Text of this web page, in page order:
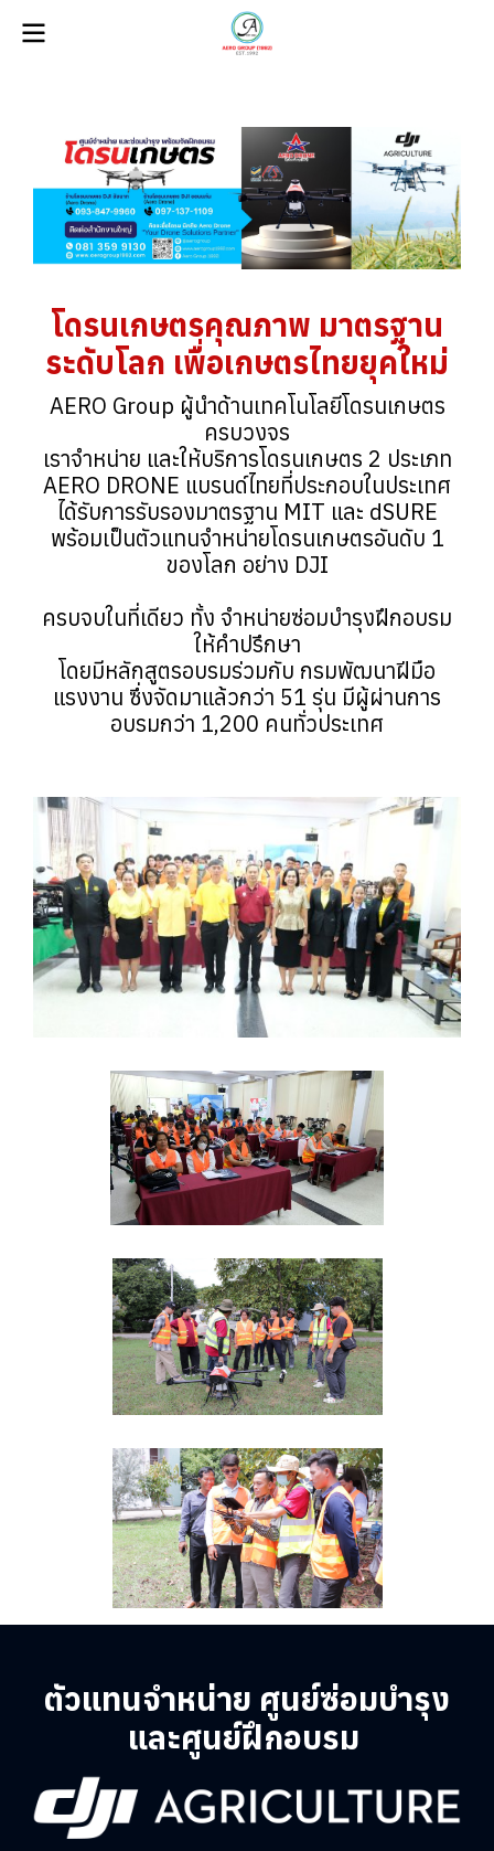
โดรนเกษตรคุณภาพ มาตรฐาน
ระดับโลก เพื่อเกษตรไทยยุคใหม่
AERO Group ผู้นำด้านเทคโนโลยีโดรนเกษตร
ครบวงจร
เราจำหน่าย และให้บริการโดรนเกษตร 2 ประเภท
AERO DRONE แบรนด์ไทยที่ประกอบในประเทศ
ได้รับการรับรองมาตรฐาน MIT และ dSURE
พร้อมเป็นตัวแทนจำหน่ายโดรนเกษตรอันดับ 1
ของโลก อย่าง DJI
ครบจบในที่เดียว ทั้ง จำหน่ายซ่อมบำรุงฝึกอบรม
ให้คำปรึกษา
โดยมีหลักสูตรอบรมร่วมกับ กรมพัฒนาฝีมือ
แรงงาน ซึ่งจัดมาแล้วกว่า 51 รุ่น มีผู้ผ่านการ
อบรมกว่า 1,200 คนทั่วประเทศ
ตัวแทนจำหน่าย ศูนย์ซ่อมบำรุง
และศูนย์ฝึกอบรม